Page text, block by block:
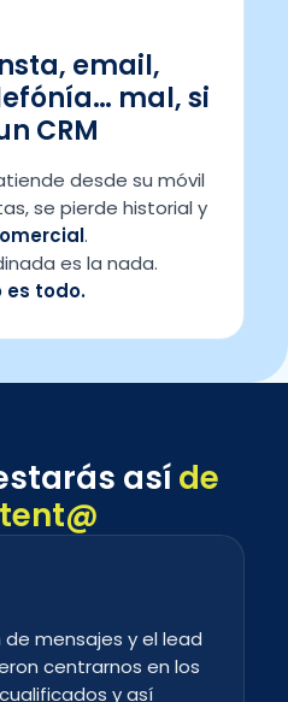
email,
mal, si
CRM
desde su móvil
se pierde historial y
.
es la nada.
es todo.
asíde
mensajes y el lead
centrarnos en los
y así